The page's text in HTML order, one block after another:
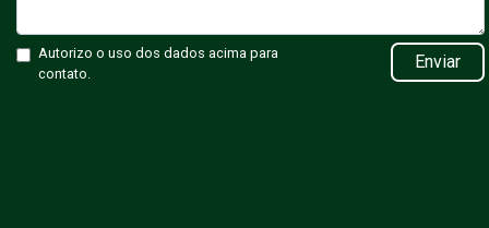
Autorizo o uso dos dados acima para
contato.
Enviar